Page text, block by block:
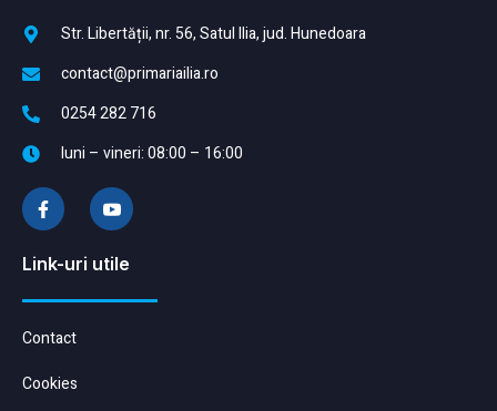
Str. Libertății, nr. 56, Satul Ilia, jud. Hunedoara
contact@primariailia.ro
0254 282 716
luni – vineri: 08:00 – 16:00
Link-uri utile
Contact
Cookies